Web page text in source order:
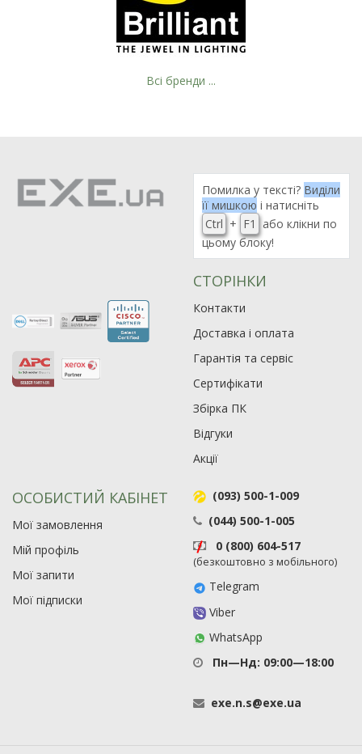
90
Всі бренди ...
Помилка у тексті? Виділи
її мишкою і натисніть
Ctrl + F1
або клікни по
цьому блоку!
СТОРІНКИ
Контакти
Доставка і оплата
Гарантія та сервіс
Сертифікати
Збірка ПК
Відгуки
Акції
ОСОБИСТИЙ КАБІНЕТ
Мої замовлення
Мій профіль
Мої запити
Мої підписки
(093) 500-1-009
(044) 500-1-005
0 (800) 604-517
(безкоштовно з мобільного)
Telegram
Viber
WhatsApp
Пн—Нд: 09:00—18:00
exe.n.s@exe.ua